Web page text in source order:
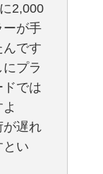
2,000
ーが手
んです
プラ
ドでは
遅れ
とい